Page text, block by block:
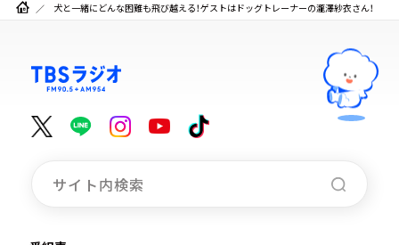
犬と一緒にどんな困難も飛び越える！ゲストはドッグトレーナーの瀧澤紗衣さん！